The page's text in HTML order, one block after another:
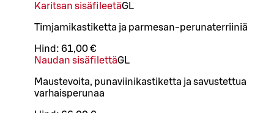
Karitsan sisäfileetäGL
Timjamikastiketta ja parmesan-perunaterriiniä
Hind: 61,00 €
Naudan sisäfilettäGL
Maustevoita, punaviinikastiketta ja savustettua
varhaisperunaa